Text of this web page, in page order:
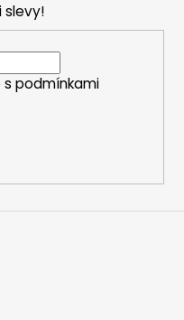
slevy!
s podmínkami